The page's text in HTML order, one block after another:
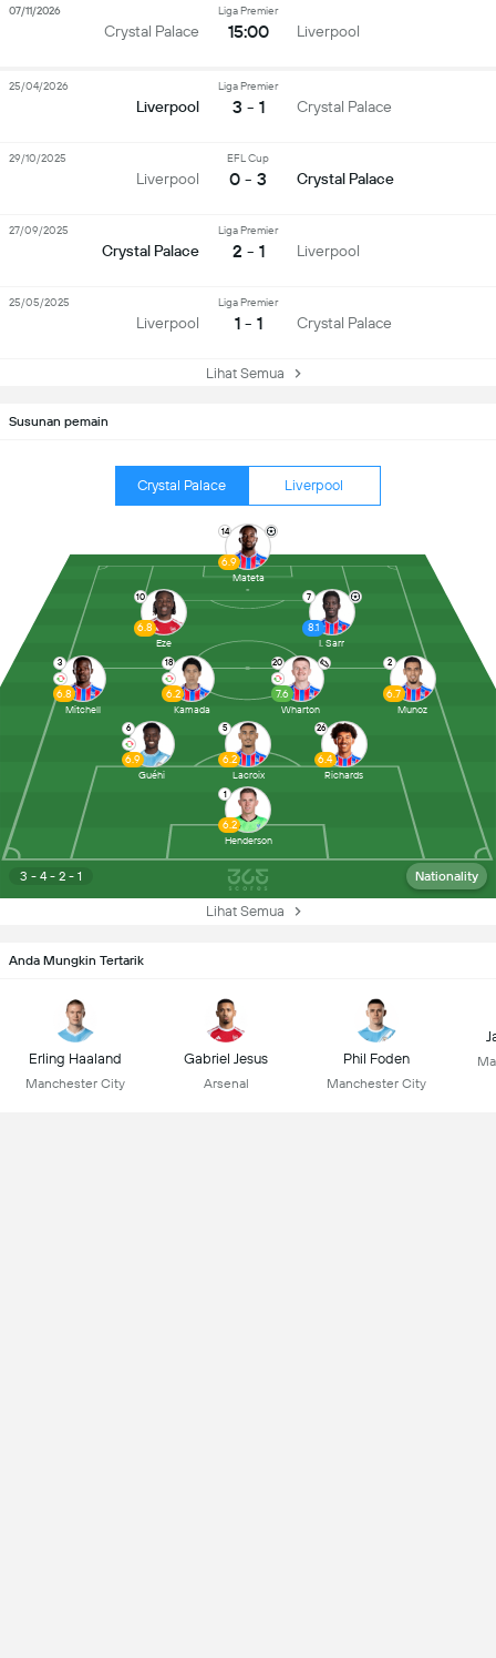
Susunan pemain
Crystal Palace Liverpool
3 - 4 - 2 - 1 Nationality
1
6.2
Henderson
6
6.9
Guéhi
5
6.2
Lacroix
26
6.4
Richards
3
6.8
Mitchell
18
6.2
Kamada
20
7.6
Wharton
2
6.7
Munoz
10
6.8
Eze
7
8.1
I. Sarr
14
6.9
Mateta
Lihat Semua
Crystal Palace
Liga Premier
15:00 Liverpool
07/11/2026
Liverpool
Liga Premier
3 - 1 Crystal Palace
25/04/2026
Liverpool
EFL Cup
0 - 3 Crystal Palace
29/10/2025
Crystal Palace
Liga Premier
2 - 1 Liverpool
27/09/2025
Liverpool
Liga Premier
1 - 1 Crystal Palace
25/05/2025
Lihat Semua
Anda Mungkin Tertarik
Erling Haaland
Manchester City
Gabriel Jesus
Arsenal
Phil Foden
Manchester City